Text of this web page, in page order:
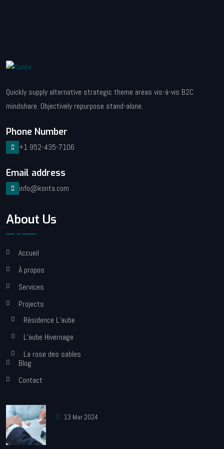
Quickly supply alternative strategic theme areas vis-à-vis B2C
mindshare. Objectively repurpose stand-alone.
Phone Number
+1 952-435-7106
Email address
info@konta.com
About Us
Accueil
À propos
Services
Projects
Résidence L’aube
L’aube Hivernage
La rose des sables
Blog
Contact
13 Mar 2024